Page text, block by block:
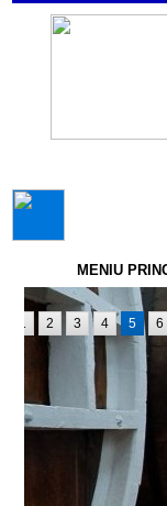
MENIU
1 2 3 4 5 6